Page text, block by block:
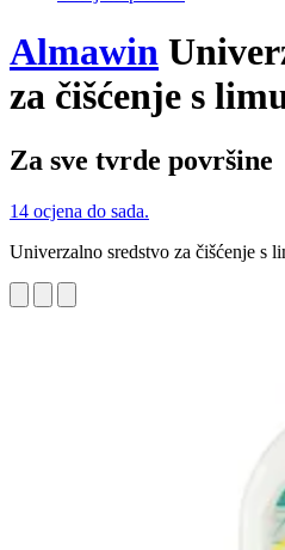
Almawin
za čišćenje s
Za sve tvrde površine
14 ocjena do sada.
Univerzalno sredstvo za čišćenje s